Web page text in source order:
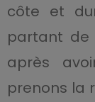
côte et
partant de
après
prenons la